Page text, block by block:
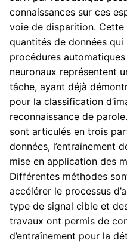
connaissances sur ces
voie de disparition.
quantités de données
procédures
neuronaux représentent
tâche, ayant déjà
pour la classification
reconnaissance de
sont articulés en trois
données, l’entraînement
mise en application des
Différentes méthodes
accélérer le processus
type de signal cible et
travaux ont permis de
d’entraînement pour la